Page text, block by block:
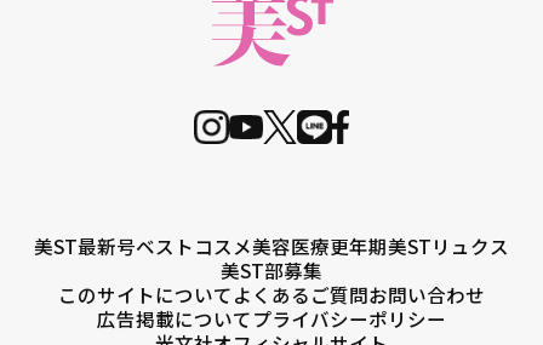
美ST最新号ベストコスメ美容医療更年期美STリュクス
美ST部募集
このサイトについてよくあるご質問お問い合わせ
広告掲載についてプライバシーポリシー